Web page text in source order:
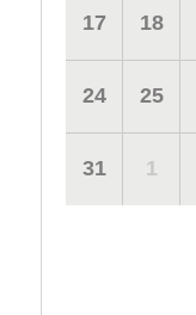
17 18
24 25
31 1